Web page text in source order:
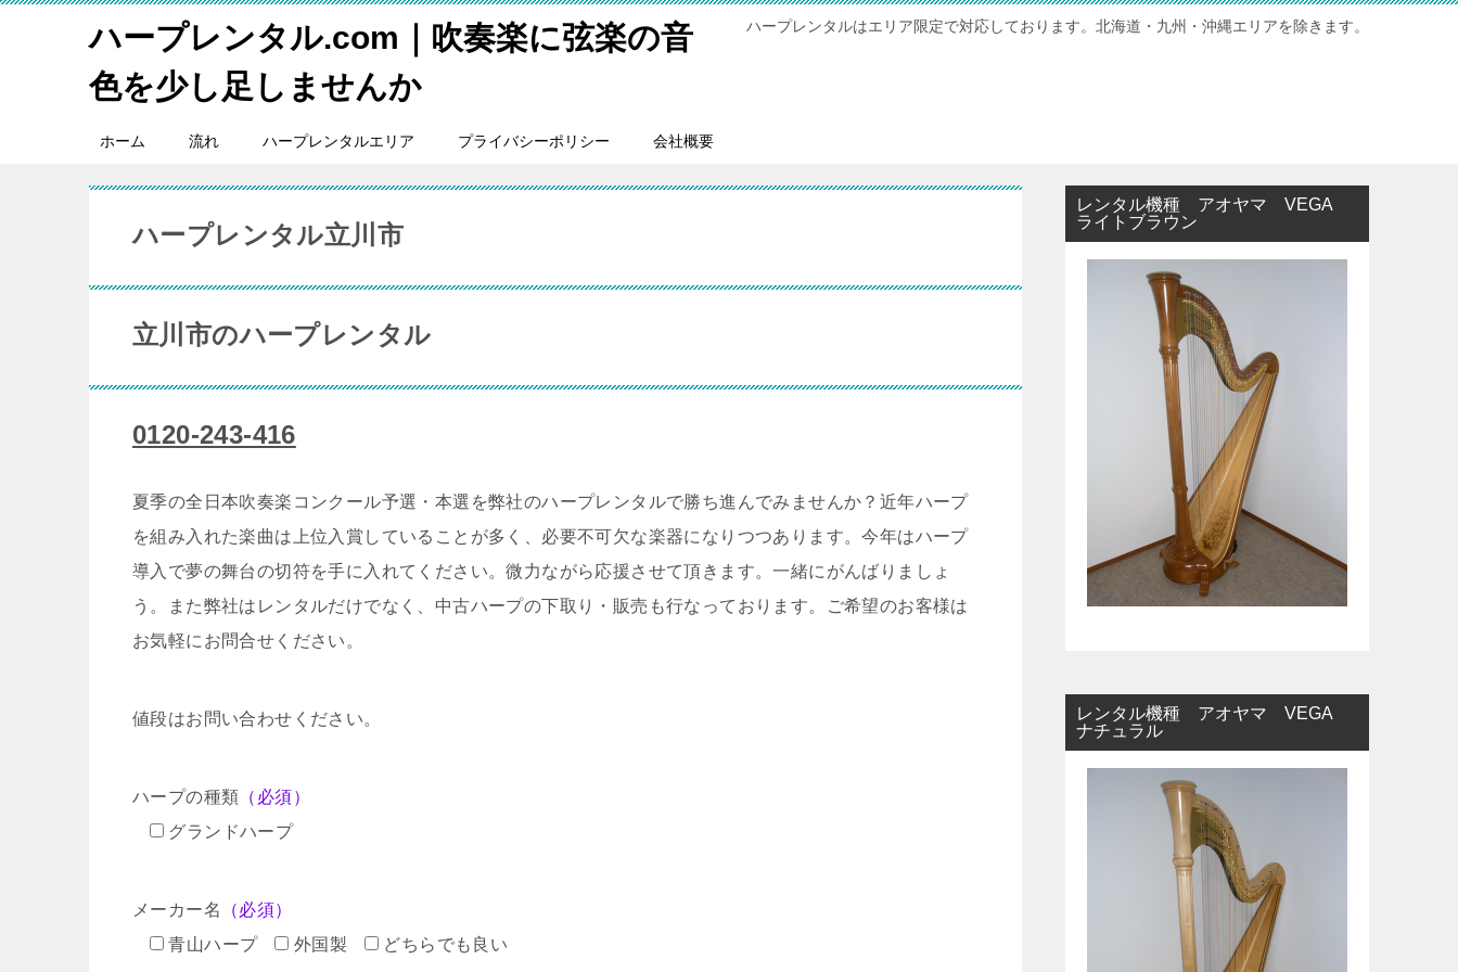
ハープレンタル.com｜吹奏楽に弦楽の音
色を少し足しませんか
ハープレンタルはエリア限定で対応しております。北海道・九州・沖縄エリアを除きます。
ホーム 流れ ハープレンタルエリア プライバシーポリシー 会社概要
ハープレンタル立川市
立川市のハープレンタル
0120-243-416
夏季の全日本吹奏楽コンクール予選・本選を弊社のハープレンタルで勝ち進んでみませんか？近年ハープ
を組み入れた楽曲は上位入賞していることが多く、必要不可欠な楽器になりつつあります。今年はハープ
導入で夢の舞台の切符を手に入れてください。微力ながら応援させて頂きます。一緒にがんばりましょ
う。また弊社はレンタルだけでなく、中古ハープの下取り・販売も行なっております。ご希望のお客様は
お気軽にお問合せください。
値段はお問い合わせください。
ハープの種類 （必須）
グランドハープ
メーカー名
（必須）
青山ハープ
外国製 どちらでも良い
レンタル機種 アオヤマ VEGA
ライトブラウン
レンタル機種 アオヤマ VEGA
ナチュラル